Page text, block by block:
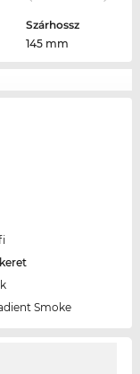
Szárhossz
145 mm
Smoke